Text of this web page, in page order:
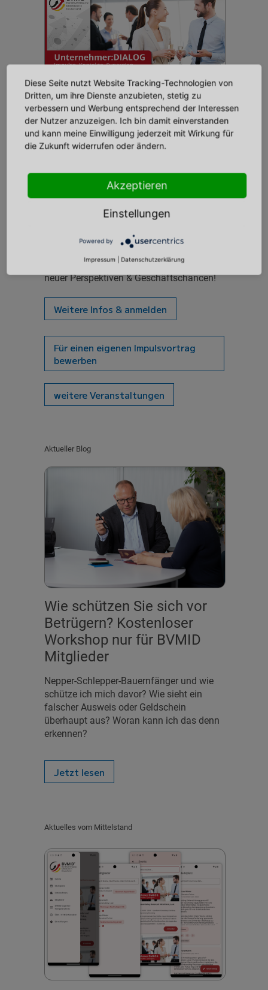
Di | 11.08.2026 | 18:30 - 22:30 Uhr |
Marriott City West - Landsberger Straße
156, 80687 München
BVMID
München | Netzwerken.
Austausch. Neue Kontakte.
Erleben Sie Networking auf höchstem
Unternehmern & Entscheidern, genießen
Sie inspirierende Impulse und sichern Sie
sich Ihren Platz für einen Abend voller
neuer Perspektiven & Geschäftschancen!
Weitere Infos & anmelden
Für einen eigenen Impulsvortrag
bewerben
weitere Veranstaltungen
Aktueller Blog
Wie schützen Sie sich vor
Betrügern? Kostenloser
Workshop nur für BVMID
Mitglieder
Nepper-Schlepper-Bauernfänger und wie
schütze ich mich davor? Wie sieht ein
falscher Ausweis oder Geldschein
überhaupt aus? Woran kann ich das denn
erkennen?
Jetzt lesen
Aktuelles vom Mittelstand
Diese Seite nutzt Website Tracking-Technologien von
Dritten, um ihre Dienste anzubieten, stetig zu
verbessern und Werbung entsprechend der Interessen
der Nutzer anzuzeigen. Ich bin damit einverstanden
und kann meine Einwilligung jederzeit mit Wirkung für
die Zukunft widerrufen oder ändern.
Akzeptieren
Einstellungen
Powered by
Impressum Datenschutzerklärung